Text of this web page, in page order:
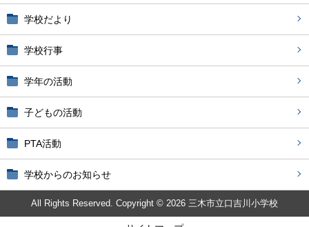
学校だより
学校行事
学年の活動
子どもの活動
PTA活動
学校からのお知らせ
All Rights Reserved. Copyright © 2026 三木市立口吉川小学校